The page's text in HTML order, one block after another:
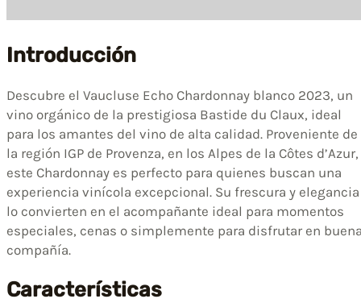
Introducción
Descubre el Vaucluse Echo Chardonnay blanco 2023, un
vino orgánico de la prestigiosa Bastide du Claux, ideal
para los amantes del vino de alta calidad. Proveniente de
la región IGP de Provenza, en los Alpes de la Côtes d’Azur,
este Chardonnay es perfecto para quienes buscan una
experiencia vinícola excepcional. Su frescura y elegancia
lo convierten en el acompañante ideal para momentos
especiales, cenas o simplemente para disfrutar en
compañía.
Características